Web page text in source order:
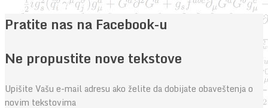
Pratite nas na Facebook-u
Ne propustite nove tekstove
Upišite Vašu e-mail adresu ako želite da dobijate obaveštenja o
novim tekstovima